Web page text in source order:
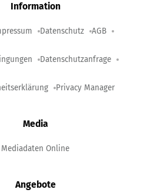
Information
Datenschutz AGB
Datenschutzanfrage
Privacy Manager
Media
Mediadaten Online
Angebote